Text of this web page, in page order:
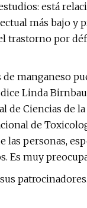
está
más bajo y
trastorno por
manganeso
Linda
de Ciencias de
de
las personas,
Es muy